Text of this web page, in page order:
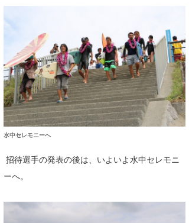
水中セレモニーへ
招待選手の発表の後は、いよいよ水中セレモニ
ーへ。